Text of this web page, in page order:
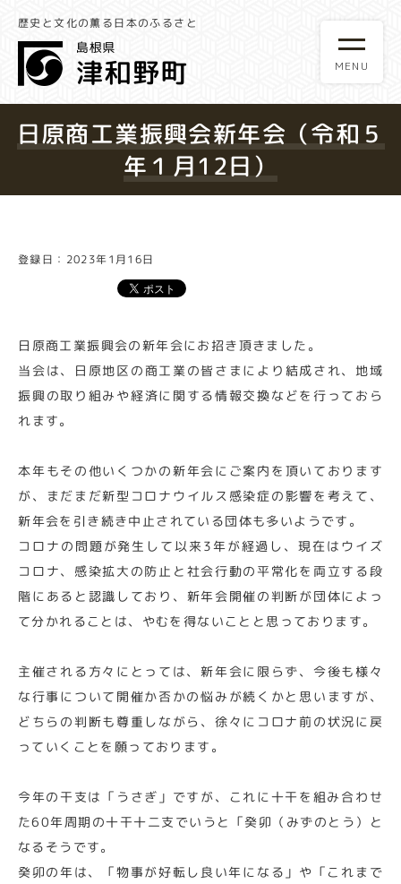
歴史と文化の薫る日本のふるさと
日原商工業振興会新年会（令和５
年１月12日）
登録日：2023年1月16日
日原商工業振興会の新年会にお招き頂きました。
当会は、日原地区の商工業の皆さまにより結成され、地域
振興の取り組みや経済に関する情報交換などを行っておら
れます。
本年もその他いくつかの新年会にご案内を頂いております
が、まだまだ新型コロナウイルス感染症の影響を考えて、
新年会を引き続き中止されている団体も多いようです。
コロナの問題が発生して以来3年が経過し、現在はウイズ
コロナ、感染拡大の防止と社会行動の平常化を両立する段
階にあると認識しており、新年会開催の判断が団体によっ
て分かれることは、やむを得ないことと思っております。
主催される方々にとっては、新年会に限らず、今後も様々
な行事について開催か否かの悩みが続くかと思いますが、
どちらの判断も尊重しながら、徐々にコロナ前の状況に戻
っていくことを願っております。
今年の干支は「うさぎ」ですが、これに十干を組み合わせ
た60年周期の十干十二支でいうと「癸卯（みずのとう）と
なるそうです。
癸卯の年は、「物事が好転し良い年になる」や「これまで